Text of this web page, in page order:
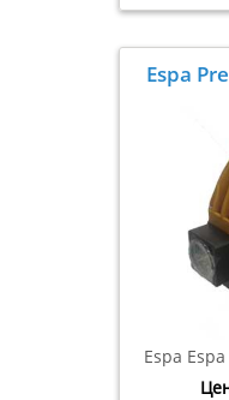
Espa
Espa